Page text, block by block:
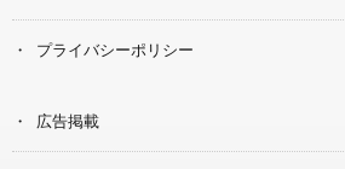
プライバシーポリシー
広告掲載